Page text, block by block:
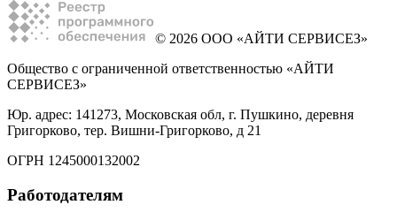
© 2026 ООО «АЙТИ СЕРВИСЕЗ»
Общество с ограниченной ответственностью «АЙТИ
СЕРВИСЕЗ»
Юр. адрес: 141273, Московская обл, г. Пушкино, деревня
Григорково, тер. Вишни-Григорково, д 21
ОГРН 1245000132002
Работодателям